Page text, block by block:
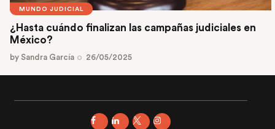
MUNDO JUDICIAL
¿Hasta cuándo finalizan las campañas judiciales en
México?
by Sandra García 26/05/2025